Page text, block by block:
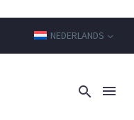
NEDERLANDS